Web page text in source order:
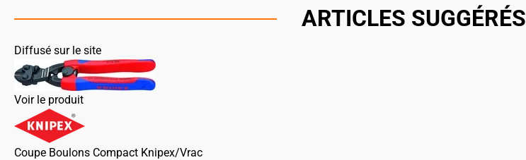
ARTICLES SUGGÉRÉS
Diffusé sur le site
Voir le produit
Coupe Boulons Compact Knipex/Vrac